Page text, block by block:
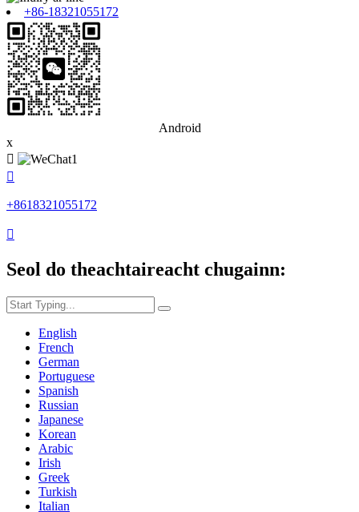
+86-18321055172
Android
x


+8618321055172

Seol do theachtaireacht chugainn:
English
French
German
Portuguese
Spanish
Russian
Japanese
Korean
Arabic
Irish
Greek
Turkish
Italian